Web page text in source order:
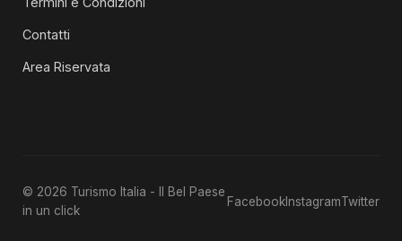
Contatti
Area Riservata
© 2026 Turismo Italia - Il Bel Paese
in un click
FacebookInstagramTwitter